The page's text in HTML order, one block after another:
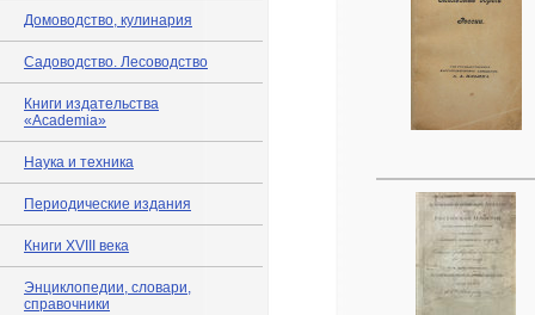
Домоводство, кулинария
Садоводство. Лесоводство
Книги издательства
«Academia»
Наука и техника
Периодические издания
Книги XVIII века
Энциклопедии, словари,
справочники